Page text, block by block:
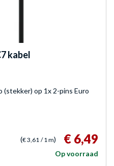
kabel
(stekker) op 1x 2-pins Euro
(€ 3,61 / 1 m) € 6,49
Op voorraad